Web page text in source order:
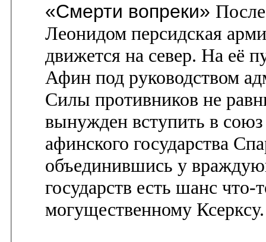
«Смерти вопреки»
Леонидом персидская
движется на север. На её
Афин под руководством
Силы противников не
вынужден вступить в
афинского государства
объединившись у
государств есть шанс что-
могущественному Ксерксу.